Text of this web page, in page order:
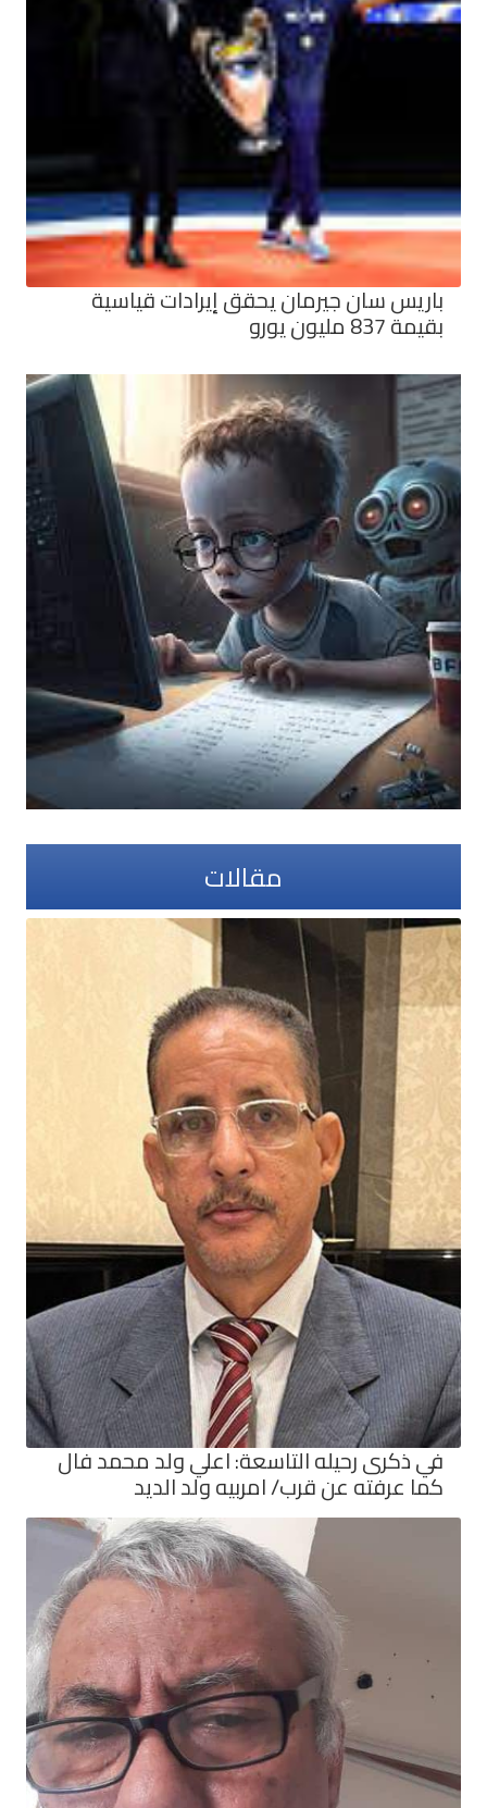
باريس سان جيرمان يحقق إيرادات قياسية
بقيمة 837 مليون يورو
مقالات
في ذكرى رحيله التاسعة: اعلي ولد محمد فال
كما عرفته عن قرب/ امربيه ولد الديد